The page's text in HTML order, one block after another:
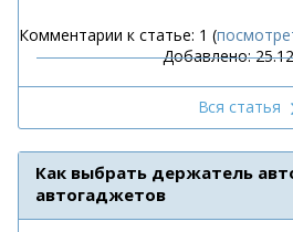
Комментарии к статье: 1 (
Добавлено:
Вся статья
Как выбрать держатель
автогаджетов